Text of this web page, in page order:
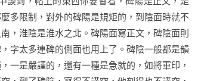
多限制，對外的碑陽是規矩的，到陰面時就不
，淮陰是淮水之北。碑陽面寫正文，碑陰面則
字太多連碑的側面也用上了。碑陰一般都是韻
一是嚴謹的，還有一種是急就的，如將軍印，